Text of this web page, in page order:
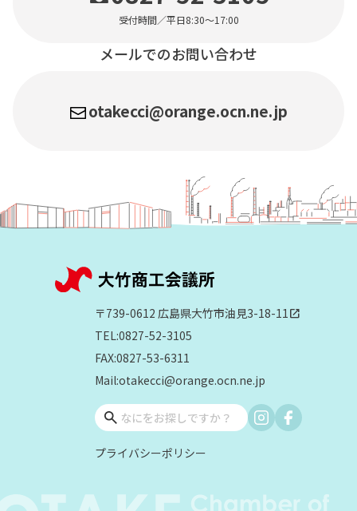
受付時間／平日8:30〜17:00
メールでのお問い合わせ
otakecci@orange.ocn.ne.jp
〒739-0612 広島県大竹市油見3-18-11 open_in_new
TEL:0827-52-3105
FAX:0827-53-6311
Mail:otakecci@orange.ocn.ne.jp
プライバシーポリシー